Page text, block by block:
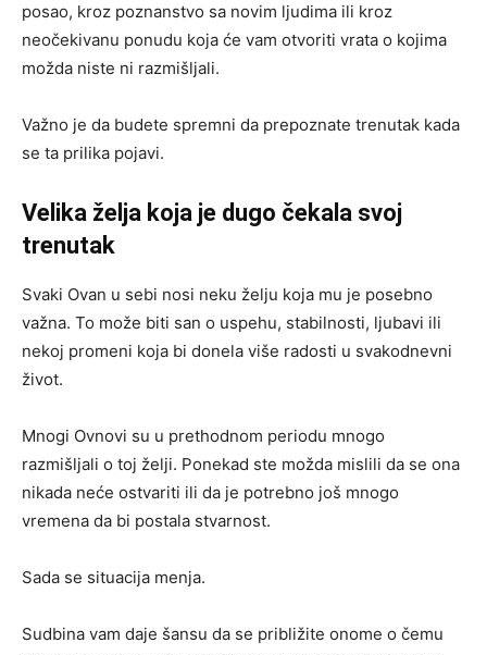
posao, kroz poznanstvo sa novim ljudima ili kroz
neočekivanu ponudu koja će vam otvoriti vrata o kojima
možda niste ni razmišljali.
Važno je da budete spremni da prepoznate trenutak kada
se ta prilika pojavi.
Velika želja koja je dugo čekala svoj
trenutak
Svaki Ovan u sebi nosi neku želju koja mu je posebno
važna. To može biti san o uspehu, stabilnosti, ljubavi ili
nekoj promeni koja bi donela više radosti u svakodnevni
život.
Mnogi Ovnovi su u prethodnom periodu mnogo
razmišljali o toj želji. Ponekad ste možda mislili da se ona
nikada neće ostvariti ili da je potrebno još mnogo
vremena da bi postala stvarnost.
Sada se situacija menja.
Sudbina vam daje šansu da se približite onome o čemu